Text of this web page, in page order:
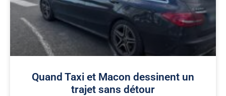
Quand Taxi et Macon dessinent un
trajet sans détour